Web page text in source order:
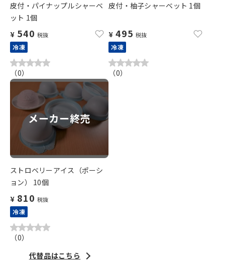
皮付・パイナップルシャーベ
ット 1個
¥ 540 税抜
冷凍
（0）
皮付・柚子シャーベット 1個
¥ 495 税抜
冷凍
（0）
メーカー終売
ストロベリーアイス（ポーシ
ョン） 10個
¥ 810 税抜
冷凍
（0）
代替品はこちら